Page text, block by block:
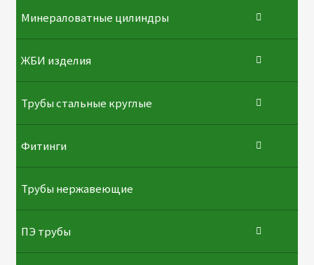
Минераловатные цилиндры
ЖБИ изделия
Трубы стальные круглые
Фитинги
Трубы нержавеющие
ПЭ трубы